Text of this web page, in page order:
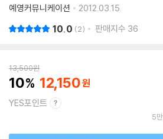
예영커뮤니케이션
2012.03.15.
10.0 2 판매지수 36
13,500원
10 12,150
YES포인트
5